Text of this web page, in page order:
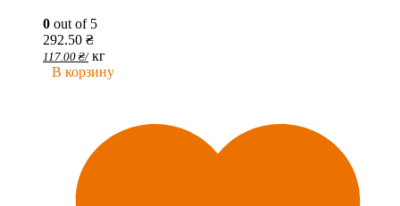
0 out of 5
292.50 ₴
117.00 ₴/ кг
В корзину